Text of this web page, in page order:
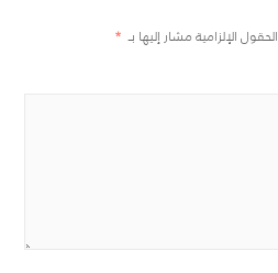
الحقول الإلزامية مشار إليها بـ *